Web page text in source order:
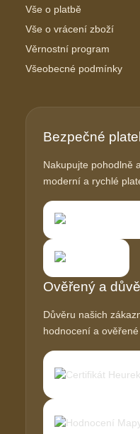
Vše o platbě
Vše o vrácení zboží
Věrnostní program
Všeobecné podmínky
Bezpečné
Nakupujte pohodlně
moderní a rychlé
Ověřený a
Důvěru našich
hodnocení a